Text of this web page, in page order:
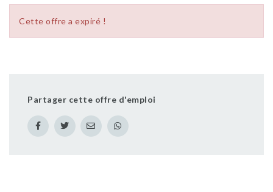
Cette offre a expiré !
Partager cette offre d'emploi